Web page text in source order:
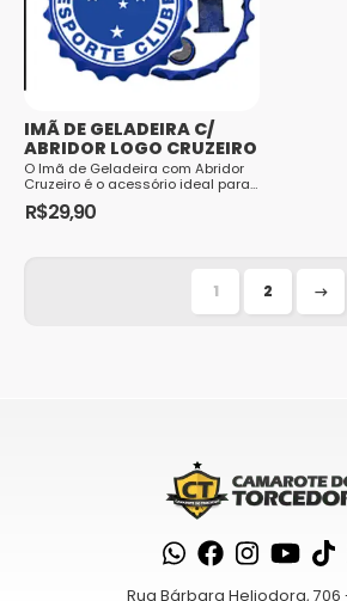
IMÃ DE GELADEIRA C/
ABRIDOR LOGO CRUZEIRO
O Imã de Geladeira com Abridor
Cruzeiro é o acessório ideal para
o torcedor que busca unir
praticidade, funcionalidade e a
R$29,90
1 2 →
Rua Bárbara Heliodora, 706